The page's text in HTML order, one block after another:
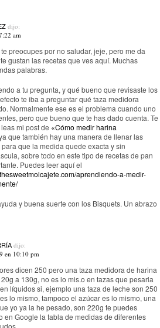
dijo:
am
preocupes por no saludar, jeje, pero me da
gustan las recetas que ves aquí. Muchas
palabras.
a tu pregunta, y qué bueno que revisaste los
te iba a preguntar qué taza medidora
Normalmente ese es el problema cuando uno
pero que bueno que te has dado cuenta. Te
mi post de «Cómo medir harina
que también hay una manera de llenar las
que la medida quede exacta y sin
sobre todo en este tipo de recetas de pan
Puedes leer aquí el
aprendiendo-a-medir-
y buena suerte con los Bisquets. Un abrazo
dijo:
en 10:10 pm
dicen 250 pero una taza medidora de harina
a 130g, no es lo mis.o en tazas que pesarla
líquidos si, ejemplo una taza de leche son 250
lo mismo, tampoco el azúcar es lo mismo, una
yo ya la he pesado, son 220g te puedes
en Google la tabla de medidas de diferentes